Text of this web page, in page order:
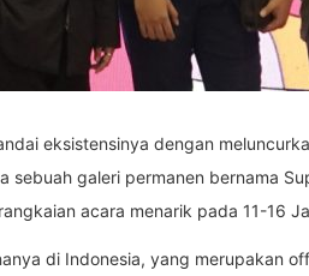
eksistensinya dengan
galeri permanen bernama
acara menarik pada 11-16
di Indonesia, yang merupakan